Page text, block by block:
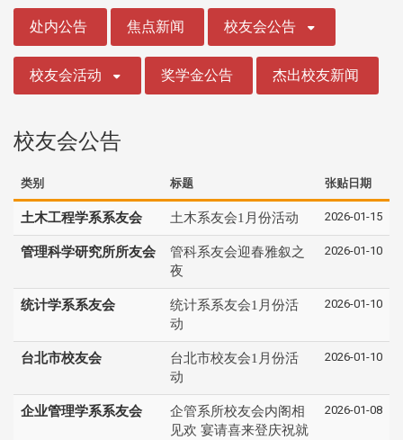
处内公告 焦点新闻 校友会公告
校友会活动 奖学金公告 杰出校友新闻
校友会公告
类别 标题 张贴日期
土木工程学系系友会 土木系友会1月份活动 2026-01-15
管理科学研究所所友会
管科系友会迎春雅叙之
夜
2026-01-10
统计学系系友会
统计系系友会1月份活
动
2026-01-10
台北市校友会
台北市校友会1月份活
动
2026-01-10
企业管理学系系友会
企管系所校友会内阁相
见欢 宴请喜来登庆祝就
2026-01-08